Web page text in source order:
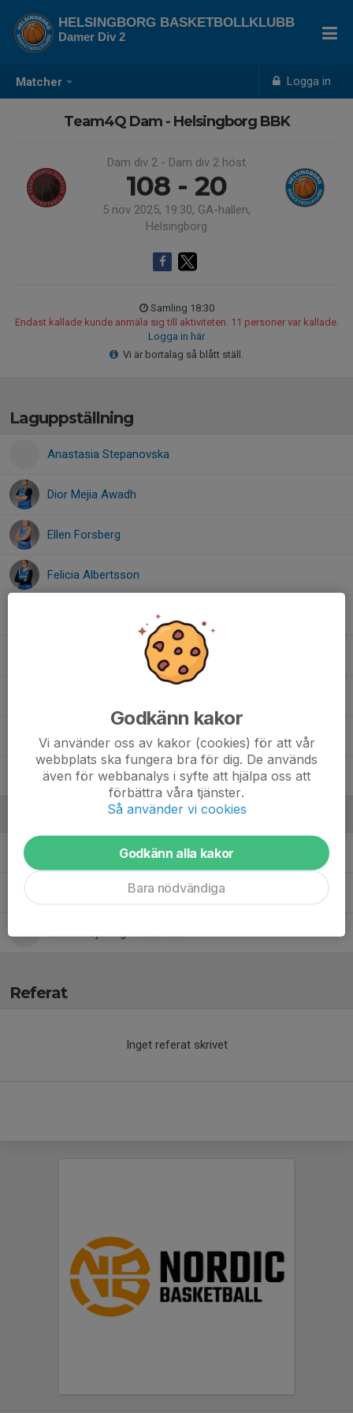
Matcher Logga in
HELSINGBORG BASKETBOLLKLUBB
Damer Div 2
Team4Q Dam - Helsingborg BBK
Dam div 2 - Dam div 2 höst
108 - 20
5 nov 2025, 19:30, GA-hallen,
Helsingborg
Samling 18:30
Endast kallade kunde anmäla sig till aktiviteten. 11 personer var kallade.
Logga in här
Vi är bortalag så blått ställ.
Laguppställning
Anastasia Stepanovska
Dior Mejia Awadh
Ellen Forsberg
Felicia Albertsson
Vera Hulterström
Vlora Mulaku
Christel LillieholmTränare
Tränare
Liselott BjurlingHeadcoach
Referat
Inget referat skrivet
Godkänn kakor
Vi använder oss av kakor (cookies) för att vår
webbplats ska fungera bra för dig. De används
även för webbanalys i syfte att hjälpa oss att
förbättra våra tjänster.
Så använder vi cookies
Godkänn alla kakor
Bara nödvändiga